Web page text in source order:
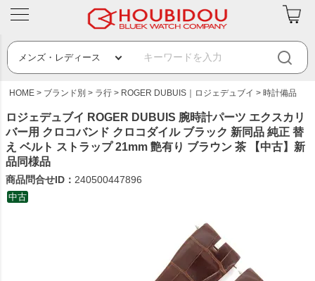
HOME ブランド別 ラ行 ROGER DUBUIS｜ロジェデュブイ 時計備品
ロジェデュブイ ROGER DUBUIS 腕時計パーツ エクスカリ
バー用 クロコバンド クロコダイル ブラック 新同品 純正 替
え ベルト ストラップ 21mm 艶有り ブラウン 茶 【中古】新
品同様品
商品問合せID： 240500447896
中古